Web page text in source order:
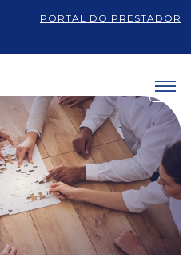
PORTAL DO PRESTADOR